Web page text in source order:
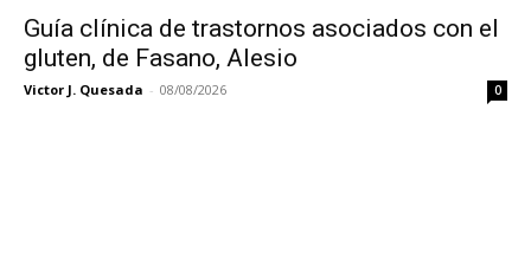
Guía clínica de trastornos asociados con el
gluten, de Fasano, Alesio
Victor J. Quesada - 08/08/2026 0